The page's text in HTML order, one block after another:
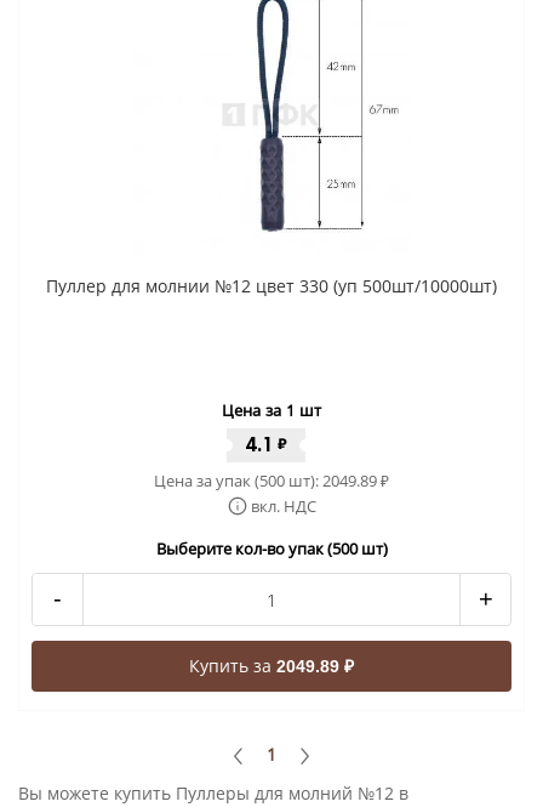
Пуллер для молнии №12 цвет 330 (уп 500шт/10000шт)
Цена за 1 шт
4.1 ₽
Цена за упак (500 шт):2049.89₽
вкл. НДС
Выберите кол-во упак (500 шт)
- +
Купить за 2049.89 ₽
1
Вы можете купить Пуллеры для молний №12 в